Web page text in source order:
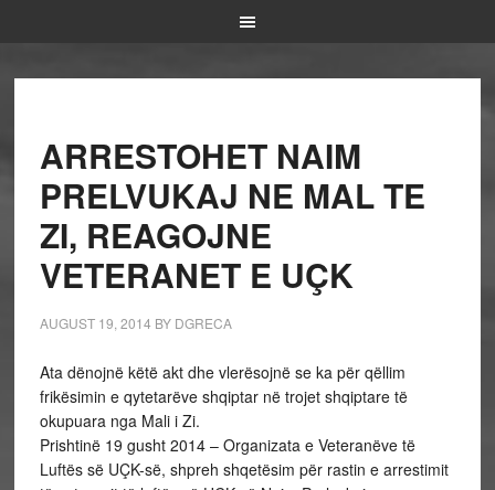
ARRESTOHET NAIM
PRELVUKAJ NE MAL TE
ZI, REAGOJNE
VETERANET E UÇK
AUGUST 19, 2014 BY DGRECA
Ata dënojnë këtë akt dhe vlerësojnë se ka për qëllim
frikësimin e qytetarëve shqiptar në trojet shqiptare të
okupuara nga Mali i Zi.
Prishtinë 19 gusht 2014 – Organizata e Veteranëve të
Luftës së UÇK-së, shpreh shqetësim për rastin e arrestimit